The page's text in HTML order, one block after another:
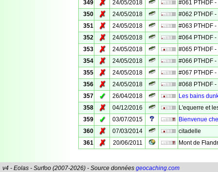
349
✗ 24/05/2018
#061 PTHDF
350
✗ 24/05/2018
#062 PTHDF
351
✗ 24/05/2018
#063 PTHDF
352
✗ 24/05/2018
#064 PTHDF
353
✗ 24/05/2018
#065 PTHDF
354
✗ 24/05/2018
#066 PTHDF
355
✗ 24/05/2018
#067 PTHDF
356
✗ 24/05/2018
#068 PTHDF
357
✓ 26/04/2018
Les bains
358
✗ 04/12/2016
L'equerre et
359
✓ 03/07/2015
Bienvenue
360
✗ 07/03/2014
citadelle
361
✗ 20/06/2011 Mont de
v4 - Eolas - Surfoo (2007-2026) - Source données geocaching.com